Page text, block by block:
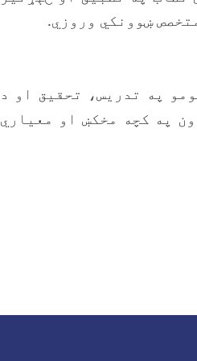
ښوونکي وروزي.
په تدریس، تحقیق او د
په کچه مخکښ او معیاري